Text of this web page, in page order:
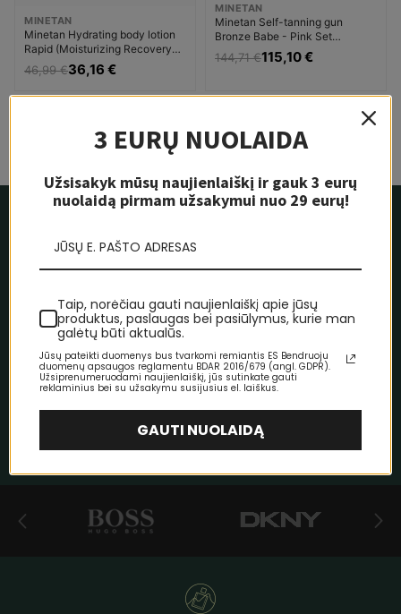
MINETAN
Minetan Hydrating body lotion
Rapid (Moisturizing Recovery
Lotion) Kūno odos drėkinimo
priemonė Moterims
46,99 €36,16 €
MINETAN
Minetan Self-tanning gun
Bronze Babe - Pink Set
Savaiminio įdegio kremas
Moterims
144,71 €115,10 €
Rodoma 1 - 4iš 4
Prenumeruokite naujienas ir
gaukite
3 Eur nuolaidą!
PRENUMERUOTI
3 EURŲ NUOLAIDA
Užsisakyk mūsų naujienlaiškį ir gauk 3 eurų
nuolaidą pirmam užsakymui nuo 29 eurų!
Taip, norėčiau gauti naujienlaiškį apie jūsų
produktus, paslaugas bei pasiūlymus, kurie man
galėtų būti aktualūs.
Jūsų pateikti duomenys bus tvarkomi remiantis ES Bendruoju
duomenų apsaugos reglamentu BDAR 2016/679 (angl. GDPR).
Užsiprenumeruodami naujienlaiškį, jūs sutinkate gauti
reklaminius bei su užsakymu susijusius el. laiškus.
GAUTI NUOLAIDĄ